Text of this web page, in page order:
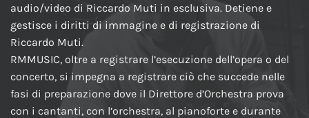
audio/video di Riccardo Muti in esclusiva. Detiene e
gestisce i diritti di immagine e di registrazione di
Riccardo Muti.
RMMUSIC, oltre a registrare l’esecuzione dell’opera o del
concerto, si impegna a registrare ciò che succede nelle
fasi di preparazione dove il Direttore d’Orchestra prova
con i cantanti, con l’orchestra, al pianoforte e durante